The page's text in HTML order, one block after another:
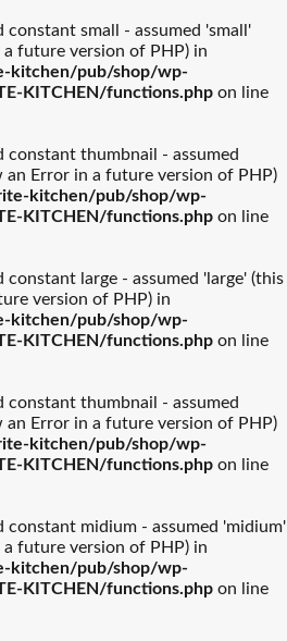
constant small - assumed 'small'
future version of PHP) in
kitchen/pub/shop/wp-
KITCHEN/functions.php on line
constant thumbnail - assumed
Error in a future version of PHP)
kitchen/pub/shop/wp-
KITCHEN/functions.php on line
constant large - assumed 'large' (this
version of PHP) in
kitchen/pub/shop/wp-
KITCHEN/functions.php on line
constant thumbnail - assumed
Error in a future version of PHP)
kitchen/pub/shop/wp-
KITCHEN/functions.php on line
constant midium - assumed 'midium'
future version of PHP) in
kitchen/pub/shop/wp-
KITCHEN/functions.php on line